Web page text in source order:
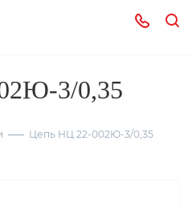
3/0,35
Цепь НЦ 22-002Ю-3/0,35